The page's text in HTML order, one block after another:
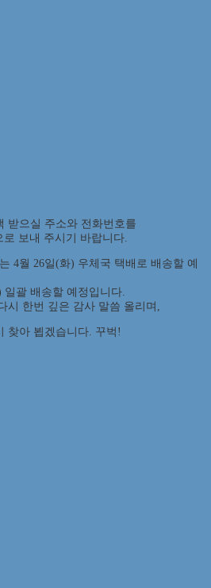
받으실 주소와 전화번호를
보내 주시기 바랍니다.
4월 26일(화) 우체국 택배로 배송할 예
괄 배송할 예정입니다.
시 한번 깊은 감사 말씀 올리며,
찾아 뵙겠습니다. 꾸벅!